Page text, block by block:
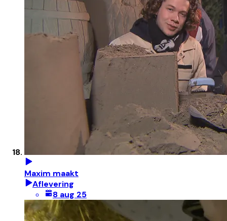
Maxim maakt
Aflevering
8 aug 25